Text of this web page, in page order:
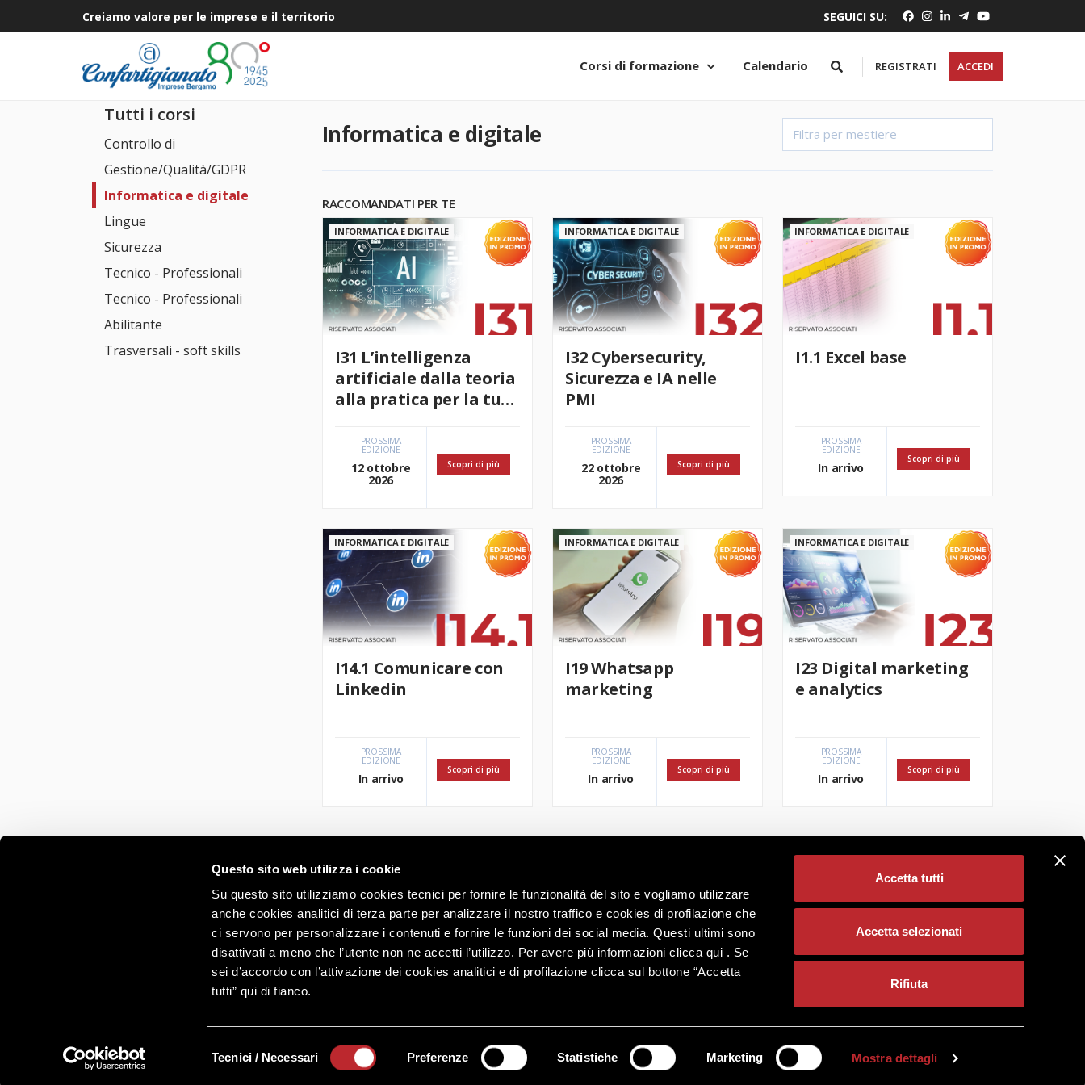
Questo sito web utilizza i cookie
Su questo sito utilizziamo cookies tecnici per fornire le funzionalità del sito e vogliamo utilizzare
anche cookies analitici di terza parte per analizzare il nostro traffico e cookies di profilazione che
ci servono per personalizzare i contenuti e fornire le funzioni dei social media. Questi ultimi sono
disattivati a meno che l’utente non ne accetti l’utilizzo. Per avere più informazioni clicca qui . Se
sei d’accordo con l’attivazione dei cookies analitici e di profilazione clicca sul bottone “Accetta
tutti” qui di fianco.
Tecnici / Necessari Preferenze Statistiche Marketing Mostra dettagli
Accetta tutti
Accetta selezionati
Rifiuta
Creiamo valore per le imprese e il territorio SEGUICI SU:
Corsi di formazione Calendario REGISTRATI ACCEDI
Tutti i corsi
Controllo di
Gestione/Qualità/GDPR
Informatica e digitale
Lingue
Sicurezza
Tecnico - Professionali
Tecnico - Professionali
Abilitante
Trasversali - soft skills
Informatica e digitale
RACCOMANDATI PER TE
INFORMATICA E DIGITALE
I31 L’intelligenza
artificiale dalla teoria
alla pratica per la tua
PROSSIMA
EDIZIONE
12 ottobre
2026
Scopri di più
INFORMATICA E DIGITALE
I32 Cybersecurity,
Sicurezza e IA nelle
PMI
PROSSIMA
EDIZIONE
22 ottobre
2026
Scopri di più
INFORMATICA E DIGITALE
I1.1 Excel base
PROSSIMA
EDIZIONE
In arrivo
Scopri di più
INFORMATICA E DIGITALE
I14.1 Comunicare con
Linkedin
PROSSIMA
EDIZIONE
In arrivo
Scopri di più
INFORMATICA E DIGITALE
I19 Whatsapp
marketing
PROSSIMA
EDIZIONE
In arrivo
Scopri di più
INFORMATICA E DIGITALE
I23 Digital marketing
e analytics
PROSSIMA
EDIZIONE
In arrivo
Scopri di più
Via Torretta, 12 Bergamo
Tel.035.274111- Fax 035.274274